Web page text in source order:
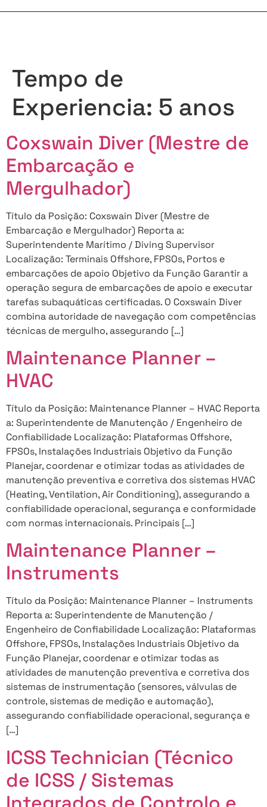
Tempo de
Experiencia: 5 anos
Coxswain Diver (Mestre de
Embarcação e
Mergulhador)
Título da Posição: Coxswain Diver (Mestre de
Embarcação e Mergulhador) Reporta a:
Superintendente Marítimo / Diving Supervisor
Localização: Terminais Offshore, FPSOs, Portos e
embarcações de apoio Objetivo da Função Garantir a
operação segura de embarcações de apoio e executar
tarefas subaquáticas certificadas. O Coxswain Diver
combina autoridade de navegação com competências
técnicas de mergulho, assegurando […]
Maintenance Planner –
HVAC
Título da Posição: Maintenance Planner – HVAC Reporta
a: Superintendente de Manutenção / Engenheiro de
Confiabilidade Localização: Plataformas Offshore,
FPSOs, Instalações Industriais Objetivo da Função
Planejar, coordenar e otimizar todas as atividades de
manutenção preventiva e corretiva dos sistemas HVAC
(Heating, Ventilation, Air Conditioning), assegurando a
confiabilidade operacional, segurança e conformidade
com normas internacionais. Principais […]
Maintenance Planner –
Instruments
Título da Posição: Maintenance Planner – Instruments
Reporta a: Superintendente de Manutenção /
Engenheiro de Confiabilidade Localização: Plataformas
Offshore, FPSOs, Instalações Industriais Objetivo da
Função Planejar, coordenar e otimizar todas as
atividades de manutenção preventiva e corretiva dos
sistemas de instrumentação (sensores, válvulas de
controle, sistemas de medição e automação),
assegurando confiabilidade operacional, segurança e
[…]
ICSS Technician (Técnico
de ICSS / Sistemas